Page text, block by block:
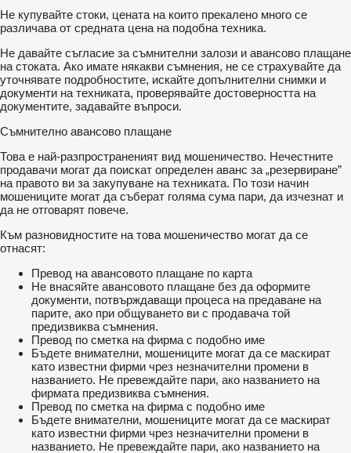
Не купувайте стоки, цената на които прекалено много се
различава от средната цена на подобна техника.
Не давайте съгласие за съмнителни залози и авансово плащане
на стоката. Ако имате някакви съмнения, не се страхувайте да
уточнявате подробностите, искайте допълнителни снимки и
документи на техниката, проверявайте достоверността на
документите, задавайте въпроси.
Съмнително авансово плащане
Това е най-разпространеният вид мошеничество. Нечестните
продавачи могат да поискат определен аванс за „резервиране”
на правото ви за закупуване на техниката. По този начин
мошениците могат да съберат голяма сума пари, да изчезнат и
да не отговарят повече.
Към разновидностите на това мошеничество могат да се
отнасят:
Превод на авансовото плащане по карта
Не внасяйте авансовото плащане без да оформите
документи, потвърждаващи процеса на предаване на
парите, ако при общуването ви с продавача той
предизвиква съмнения.
Превод по сметка на фирма с подобно име
Бъдете внимателни, мошениците могат да се маскират
като известни фирми чрез незначителни промени в
названието. Не превеждайте пари, ако названието на
фирмата предизвиква съмнения.
Превод по сметка на фирма с подобно име
Бъдете внимателни, мошениците могат да се маскират
като известни фирми чрез незначителни промени в
названието. Не превеждайте пари, ако названието на